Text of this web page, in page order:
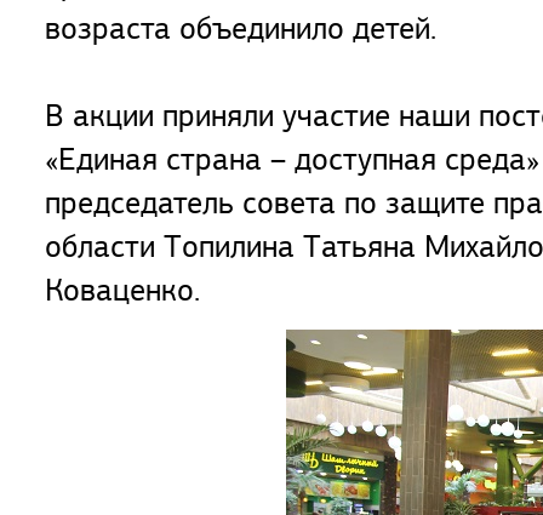
возраста объединило детей.
В акции приняли участие наши
«Единая страна – доступная
председатель совета по защите
области Топилина Татьяна
Коваценко.